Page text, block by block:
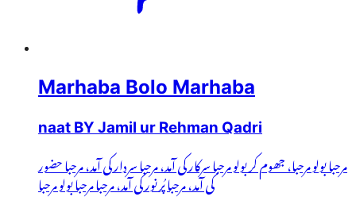
Marhaba Bolo Marhaba
naat BY Jamil ur Rehman Qadri
مرحبا بولو مرحبا، جھوم کر بولو مرحبا سرکار کی آمد، مرحبا سردار کی آمد، مرحبا حضور
کی آمد، مرحبا پُر نور کی آمد، مرحبا مرحبا بولو مرحبا